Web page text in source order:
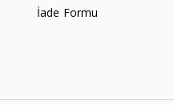
İade Formu